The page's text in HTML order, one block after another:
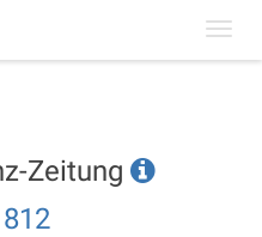
Zeitung